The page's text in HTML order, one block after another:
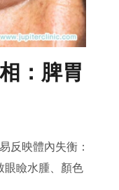
：脾胃
反映體內失衡：
眼瞼水腫、顏色